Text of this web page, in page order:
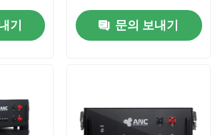
기 문의 보내기